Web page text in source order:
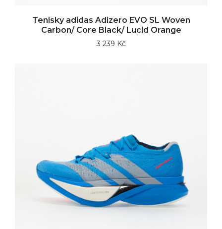
Tenisky adidas Adizero EVO SL Woven
Carbon/ Core Black/ Lucid Orange
3 239 Kč